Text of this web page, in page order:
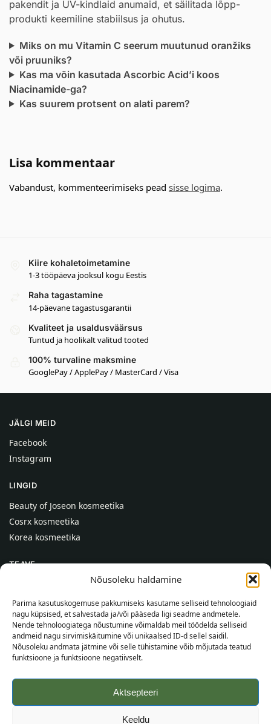
Nõusoleku haldamine
Parima kasutuskogemuse pakkumiseks kasutame selliseid tehnoloogiaid
nagu küpsised, et salvestada ja/või pääseda ligi seadme andmetele.
Nende tehnoloogiatega nõustumine võimaldab meil töödelda selliseid
andmeid nagu sirvimiskäitumine või unikaalsed ID-d sellel saidil.
Nõusoleku andmata jätmine või selle tühistamine võib mõjutada teatud
funktsioone ja funktsioone negatiivselt.
Aktsepteeri
Keeldu
pakendit ja UV-kindlaid anumaid, et säilitada lõpp-
produkti keemiline stabiilsus ja ohutus.
Miks on mu Vitamin C seerum muutunud oranžiks
või pruuniks?
Kas ma võin kasutada Ascorbic Acid’i koos
Niacinamide-ga?
Kas suurem protsent on alati parem?
Lisa kommentaar
Vabandust, kommenteerimiseks pead sisse logima.
Kiire kohaletoimetamine
1-3 tööpäeva jooksul kogu Eestis
Raha tagastamine
14-päevane tagastusgarantii
Kvaliteet ja usaldusväärsus
Tuntud ja hoolikalt valitud tooted
100% turvaline maksmine
GooglePay / ApplePay / MasterCard / Visa
JÄLGI MEID
Facebook
Instagram
LINGID
Beauty of Joseon kosmeetika
Cosrx kosmeetika
Korea kosmeetika
TEAVE
Kontaktid
Abi
TEAVE OSTJALE
Tarnetingimused
Tingimused
Veebikaart